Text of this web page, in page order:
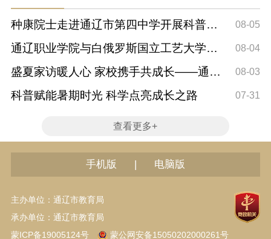
种康院士走进通辽市第四中学开展科普讲
座
08-05
通辽职业学院与白俄罗斯国立工艺大学开
展中外合作...
08-04
盛夏家访暖人心 家校携手共成长——通辽
市第一小学...
08-03
科普赋能暑期时光 科学点亮成长之路 07-31
查看更多+
手机版 | 电脑版
主办单位：通辽市教育局
承办单位：通辽市教育局
蒙ICP备19005124号
蒙公网安备15050202000261号